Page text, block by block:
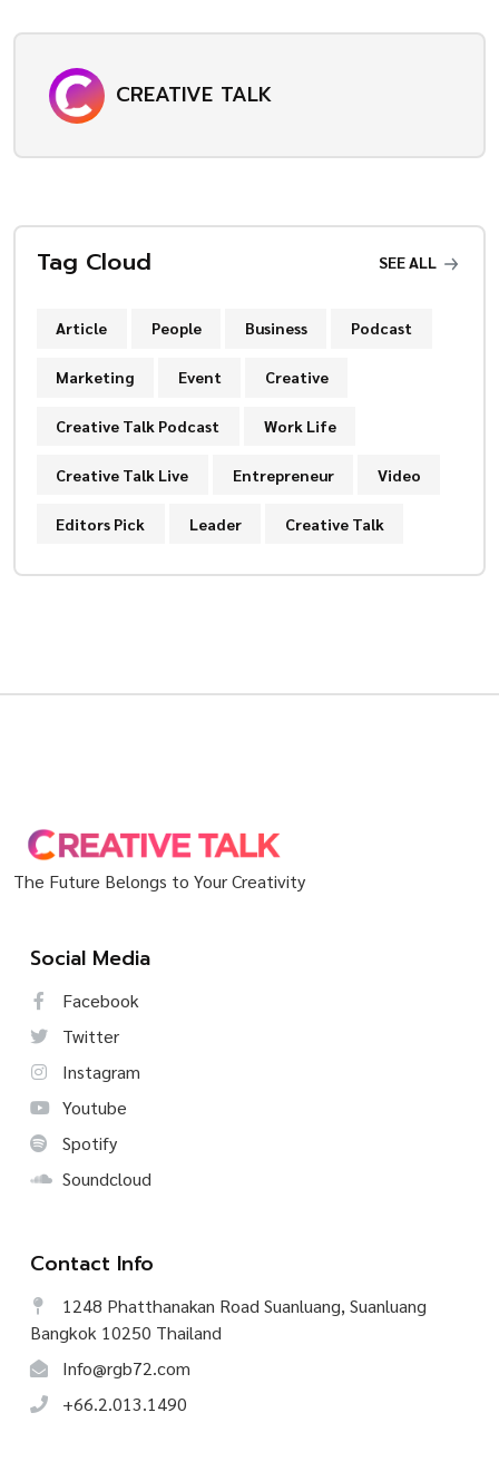
CREATIVE TALK
Tag Cloud SEE ALL
Article People Business Podcast
Marketing Event Creative
Creative Talk Podcast Work Life
Creative Talk Live Entrepreneur Video
Editors Pick Leader Creative Talk
The Future Belongs to Your Creativity
Social Media
Facebook
Twitter
Instagram
Youtube
Spotify
Soundcloud
Contact Info
1248 Phatthanakan Road Suanluang, Suanluang
Bangkok 10250 Thailand
Info@rgb72.com
+66.2.013.1490